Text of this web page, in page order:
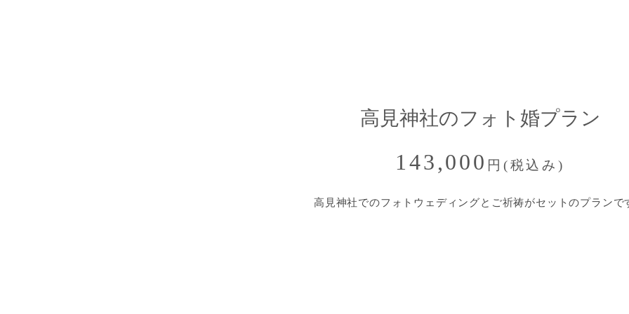
高見神社のフォト婚プラン
143,000 円 (税込み)
高見神社でのフォトウェディングとご祈祷がセットのプランで